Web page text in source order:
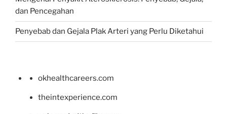
dan Pencegahan
Penyebab dan Gejala Plak Arteri yang Perlu Diketahui
okhealthcareers.com
theintexperience.com